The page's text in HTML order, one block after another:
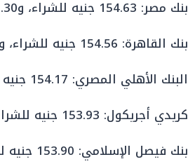
بنك مصر: 154.63 جنيه للشراء، و155.30 جنيه للبيع.
بنك القاهرة: 154.56 جنيه للشراء، و155.24 جنيه للبيع.
البنك الأهلي المصري: 154.17 جنيه للشراء، و155.30 جنيه للبيع.
كريدي أجريكول: 153.93 جنيه للشراء، و155.03 جنيه للبيع.
بنك فيصل الإسلامي: 153.90 جنيه للشراء، و155.69 جنيه للبيع.